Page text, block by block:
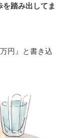
踏み出してま
円』と書き込